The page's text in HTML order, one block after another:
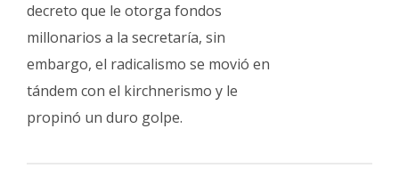
decreto que le otorga fondos
millonarios a la secretaría, sin
embargo, el radicalismo se movió en
tándem con el kirchnerismo y le
propinó un duro golpe.